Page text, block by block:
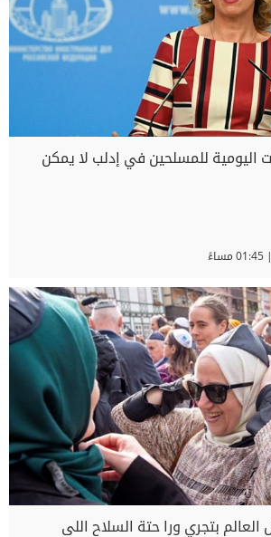
اليومية للمسلحين في إدلب لا يمكن
بتجري ورا حتة السلاح اللى